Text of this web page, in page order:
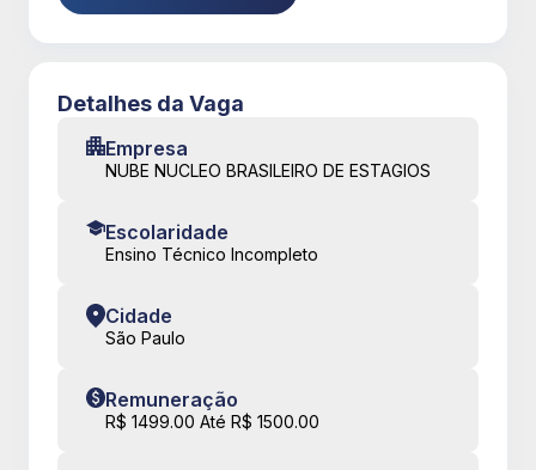
Detalhes da Vaga
Empresa
NUBE NUCLEO BRASILEIRO DE ESTAGIOS
Escolaridade
Ensino Técnico Incompleto
Cidade
São Paulo
Remuneração
R$ 1499.00 Até R$ 1500.00